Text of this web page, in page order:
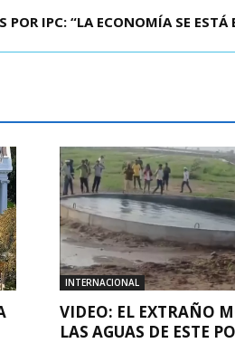
DE TAILANDIA DEJA AL
INTERNACIONAL
VIDEO: EL EXTRAÑO
LAS AGUAS DE ESTE